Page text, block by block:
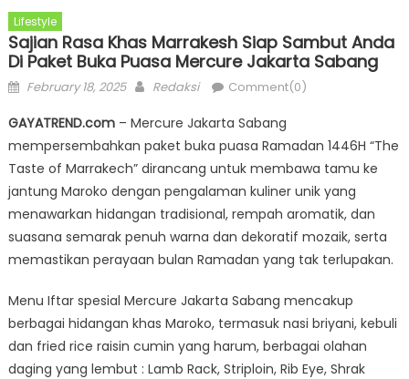
Lifestyle
Sajian Rasa Khas Marrakesh Siap Sambut Anda
Di Paket Buka Puasa Mercure Jakarta Sabang
Posted
February 18, 2025 Author
Redaksi Comment(0)
GAYATREND.com– Mercure Jakarta Sabang
mempersembahkan paket buka puasa Ramadan 1446H “The
Taste of Marrakech” dirancang untuk membawa tamu ke
jantung Maroko dengan pengalaman kuliner unik yang
menawarkan hidangan tradisional, rempah aromatik, dan
suasana semarak penuh warna dan dekoratif mozaik, serta
memastikan perayaan bulan Ramadan yang tak terlupakan.
Menu Iftar spesial Mercure Jakarta Sabang mencakup
berbagai hidangan khas Maroko, termasuk nasi briyani, kebuli
dan fried rice raisin cumin yang harum, berbagai olahan
daging yang lembut : Lamb Rack, Striploin, Rib Eye, Shrak